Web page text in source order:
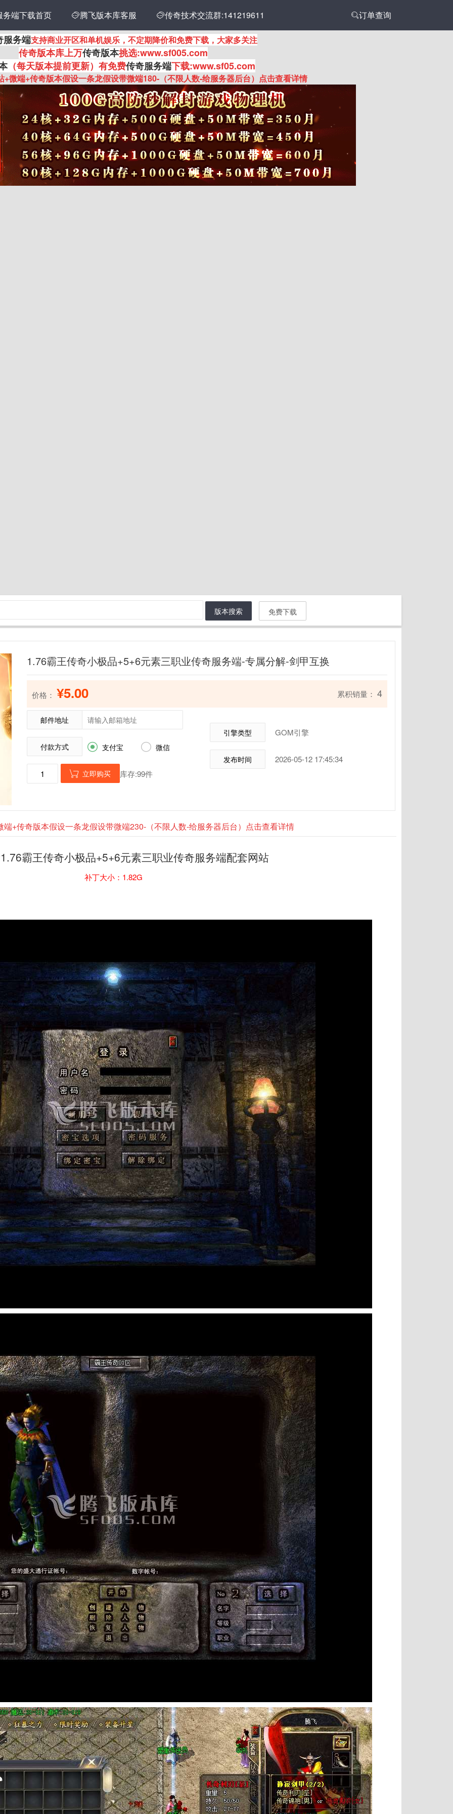
务端下载首页 腾飞版本库客服 传奇技术交流群:141219611 订单查询
服务端支持商业开区和单机娱乐，不定期降价和免费下载，大家多关注
传奇版本库上万传奇版本挑选:www.sf005.com
（每天版本提前更新）有免费传奇服务端下载:www.sf05.com
+微端+传奇版本假设一条龙假设带微端180-（不限人数-给服务器后台）点击查看详情
版本搜索 免费下载
1.76霸王传奇小极品+5+6元素三职业传奇服务端-专属分解-剑甲互换
价格： ¥5.00 累积销量： 4
邮件地址
付款方式  支付宝  微信
 立即购买 库存:99件
引擎类型 GOM引擎
发布时间 2026-05-12 17:45:34
+传奇版本假设一条龙假设带微端230-（不限人数-给服务器后台）点击查看详情
霸王传奇小极品+5+6元素三职业传奇服务端配套网站
补丁大小：1.82G